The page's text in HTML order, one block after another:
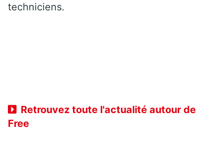
techniciens.
Retrouvez toute l'actualité autour de
Free